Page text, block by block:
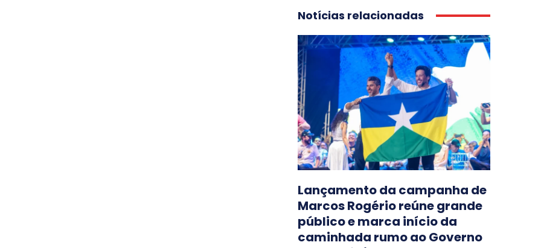
Notícias relacionadas
Lançamento da campanha de
Marcos Rogério reúne grande
público e marca início da
caminhada rumo ao Governo